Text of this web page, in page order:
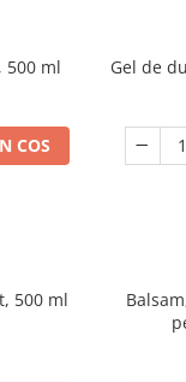
500 ml
COS
Gel de
500 ml